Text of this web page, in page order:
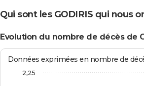
Qui sont les GODIRIS qui nous
Evolution du nombre de décès de
Données exprimées en nombre de
2,25